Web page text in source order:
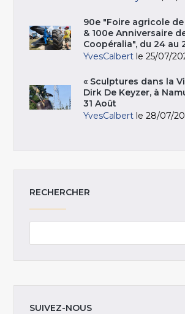
90e "Foire agricole
& 100e Anniversaire
Coopéralia", du 24 au
YvesCalbert le 25/07/
« Sculptures dans la
Dirk De Keyzer, à
31 Août
YvesCalbert le 28/07/
RECHERCHER
SUIVEZ-NOUS